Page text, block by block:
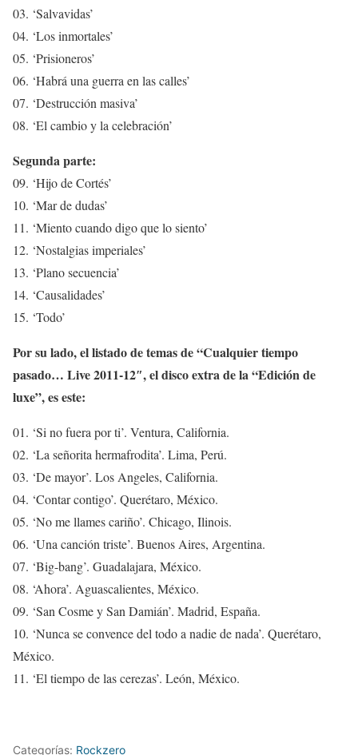
03. ‘Salvavidas’
04. ‘Los inmortales’
05. ‘Prisioneros’
06. ‘Habrá una guerra en las calles’
07. ‘Destrucción masiva’
08. ‘El cambio y la celebración’
Segunda parte:
09. ‘Hijo de Cortés’
10. ‘Mar de dudas’
11. ‘Miento cuando digo que lo siento’
12. ‘Nostalgias imperiales’
13. ‘Plano secuencia’
14. ‘Causalidades’
15. ‘Todo’
Por su lado, el listado de temas de “Cualquier tiempo
pasado… Live 2011-12″, el disco extra de la “Edición de
luxe”, es este:
01. ‘Si no fuera por ti’. Ventura, California.
02. ‘La señorita hermafrodita’. Lima, Perú.
03. ‘De mayor’. Los Angeles, California.
04. ‘Contar contigo’. Querétaro, México.
05. ‘No me llames cariño’. Chicago, Ilinois.
06. ‘Una canción triste’. Buenos Aires, Argentina.
07. ‘Big-bang’. Guadalajara, México.
08. ‘Ahora’. Aguascalientes, México.
09. ‘San Cosme y San Damián’. Madrid, España.
10. ‘Nunca se convence del todo a nadie de nada’. Querétaro,
México.
11. ‘El tiempo de las cerezas’. León, México.
Categorías: Rockzero